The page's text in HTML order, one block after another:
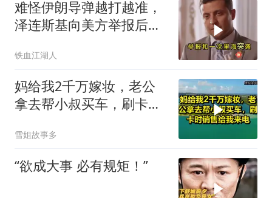
难怪伊朗导弹越打越准，
泽连斯基向美方举报后，
铁血江湖人
妈给我2千万嫁妆，老公
拿去帮小叔买车，刷卡时
雪姐故事多
“欲成大事 必有规矩！”